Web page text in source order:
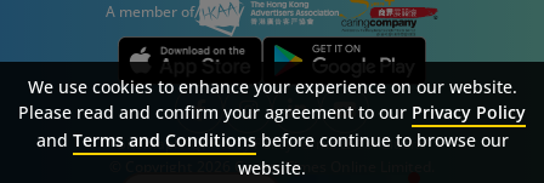
A member of
© Copyright 2026 Career Times Online Limited.
SitemapFAQPrivacy PolicyTerms & Conditions
We use cookies to enhance your experience on our website.
Please read and confirm your agreement to our Privacy Policy
and Terms and Conditionsbefore continue to browse our
website.